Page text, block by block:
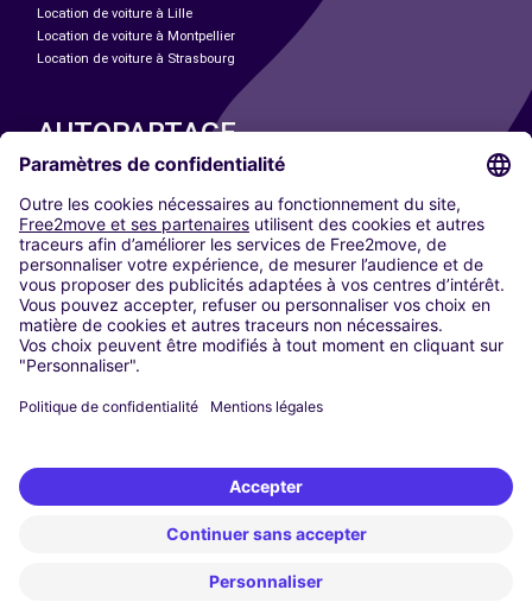
Location de voiture à Lille
Location de voiture à Montpellier
Location de voiture à Strasbourg
AUTOPARTAGE
Paris
Madrid
Washington DC
Milan
Rome
Turin
Vienne
Berlin
Düsseldorf